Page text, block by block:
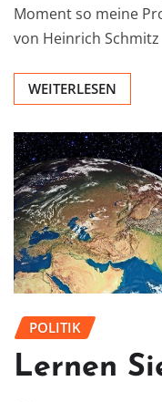
Moment so meine
von Heinrich Schmitz
WEITERLESEN
POLITIK
Lernen